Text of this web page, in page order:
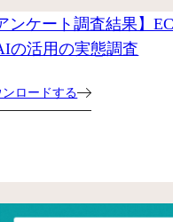
ンケート調査結果】
の活用の実態調査
ンロードする